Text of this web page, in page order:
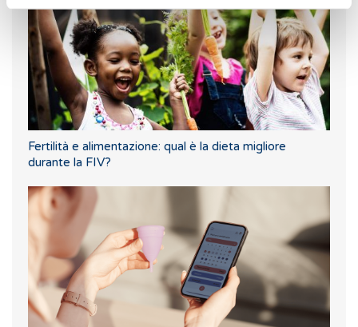
Fertilità e alimentazione: qual è la dieta migliore
durante la FIV?